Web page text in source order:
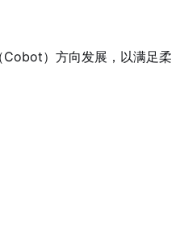
Cobot）方向发展，以满足柔